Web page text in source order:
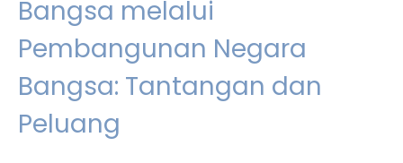
Bangsa melalui
Pembangunan Negara
Bangsa: Tantangan dan
Peluang